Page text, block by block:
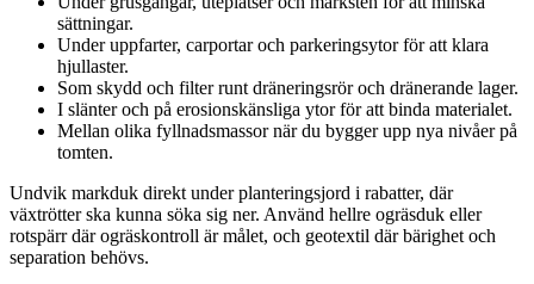
sättningar.
Under uppfarter, carportar och parkeringsytor för att klara
hjullaster.
Som skydd och filter runt dräneringsrör och dränerande lager.
I slänter och på erosionskänsliga ytor för att binda materialet.
Mellan olika fyllnadsmassor när du bygger upp nya nivåer på
tomten.
Undvik markduk direkt under planteringsjord i rabatter, där
växtrötter ska kunna söka sig ner. Använd hellre ogräsduk eller
rotspärr där ogräskontroll är målet, och geotextil där bärighet och
separation behövs.